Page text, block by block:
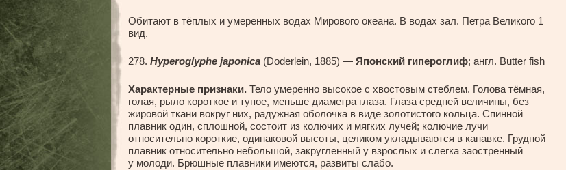
Обитают в тёплых и умеренных водах Мирового океана. В водах зал. Петра Великого 1
вид.
278. Hyperoglyphe japonica (Doderlein, 1885) — Японский гипероглиф; англ. Butter fish
Характерные признаки. Тело умеренно высокое с хвостовым стеблем. Голова тёмная,
голая, рыло короткое и тупое, меньше диаметра глаза. Глаза средней величины, без
жировой ткани вокруг них, радужная оболочка в виде золотистого кольца. Спинной
плавник один, сплошной, состоит из колючих и мягких лучей; колючие лучи
относительно короткие, одинаковой высоты, целиком укладываются в канавке. Грудной
плавник относительно небольшой, закругленный у взрослых и слегка заостренный
у молоди. Брюшные плавники имеются, развиты слабо.